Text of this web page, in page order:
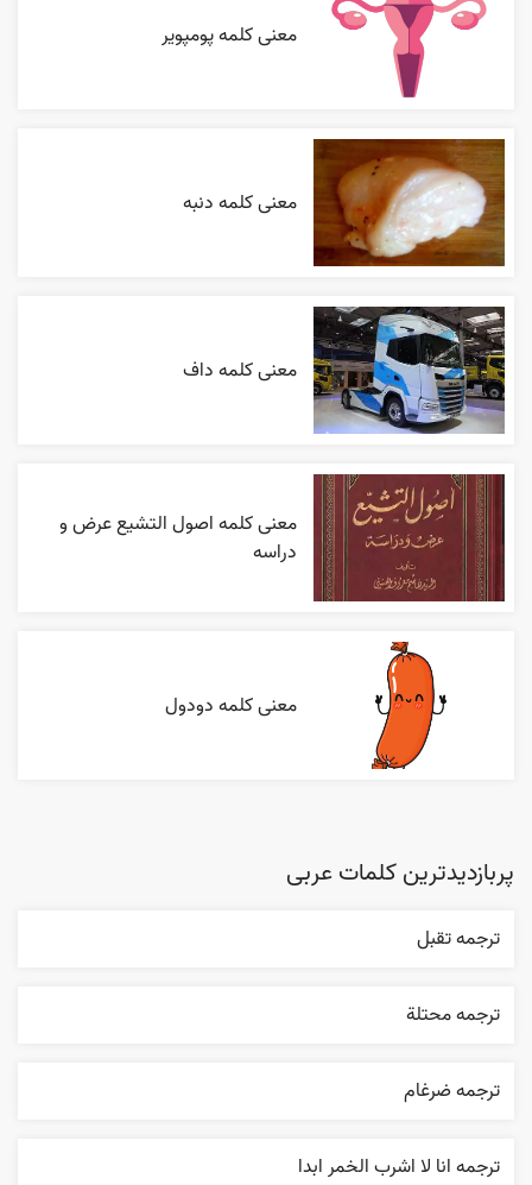
معنی کلمه پومپویر
معنی کلمه دنبه
معنی کلمه داف
معنی کلمه اصول التشیع عرض و
دراسه
معنی کلمه دودول
پربازدیدترین کلمات عربی
ترجمه تقبل
ترجمه محتلة
ترجمه ضرغام
ترجمه انا لا اشرب الخمر ابدا